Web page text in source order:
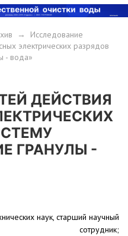
→ Исследование
электрических разрядов
- вода»
ДЕЙСТВИЯ
ГРАНУЛЫ -
наук, старший научный
сотрудник;